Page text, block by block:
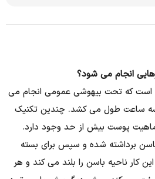
انجام می شود؟
که تحت بیهوشی عمومی انجام می
ساعت طول می کشد. چندین تکنیک
پوست بیش از حد وجود دارد.
برداشته شده و سپس برای بسته
ناحیه باسن را بلند می کند و هر